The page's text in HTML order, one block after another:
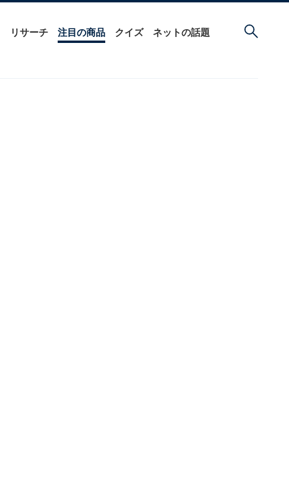
リサーチ 注目の商品 クイズ ネットの話題